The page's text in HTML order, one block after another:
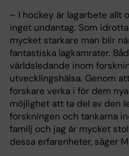
– I hockey är lagarbete allt
inget undantag. Som
mycket starkare man blir
fantastiska lagkamrater.
världsledande inom
utvecklingshälsa. Genom
forskare verka i för dem
möjlighet att ta del av den
forskningen och tankarna
familj och jag är mycket
dessa erfarenheter, säger